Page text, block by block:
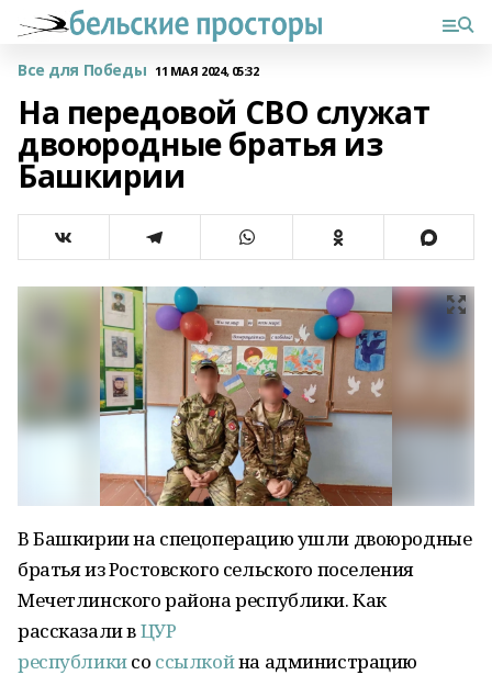
Все для Победы 11 МАЯ 2024, 05:32
На передовой СВО служат
двоюродные братья из
Башкирии
В Башкирии на спецоперацию ушли двоюродные
братья из Ростовского сельского поселения
Мечетлинского района республики. Как
рассказали вЦУР
республикисо ссылкойна администрацию